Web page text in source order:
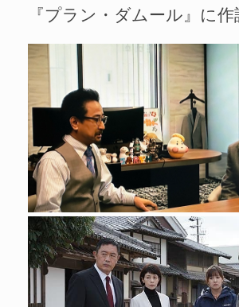
『プラン・ダムール』に作